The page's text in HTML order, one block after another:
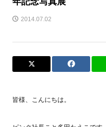
2014.07.02
皆様、こんにちは。